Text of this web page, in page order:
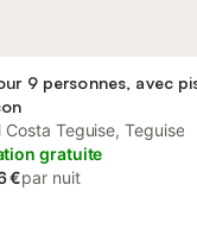
9 personnes, avec
Costa Teguise, Teguise
gratuite
€par nuit